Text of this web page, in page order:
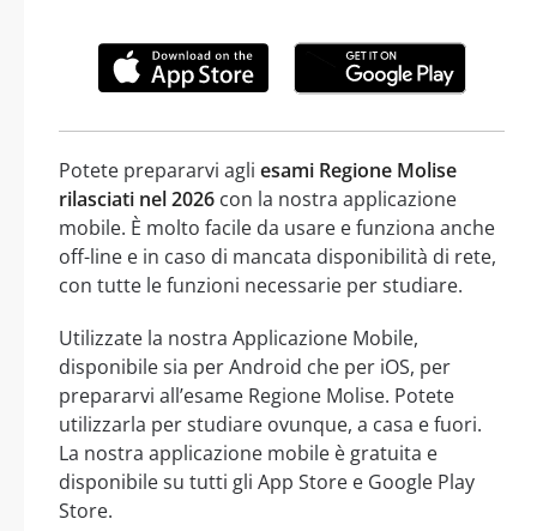
Potete prepararvi agli esami Regione Molise
rilasciati nel 2026 con la nostra applicazione
mobile. È molto facile da usare e funziona anche
off-line e in caso di mancata disponibilità di rete,
con tutte le funzioni necessarie per studiare.
Utilizzate la nostra Applicazione Mobile,
disponibile sia per Android che per iOS, per
prepararvi all’esame Regione Molise. Potete
utilizzarla per studiare ovunque, a casa e fuori.
La nostra applicazione mobile è gratuita e
disponibile su tutti gli App Store e Google Play
Store.